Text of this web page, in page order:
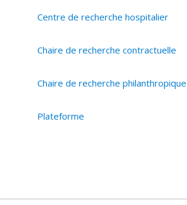
Centre de recherche hospitalier
Chaire de recherche contractuelle
Chaire de recherche philanthropique
Plateforme